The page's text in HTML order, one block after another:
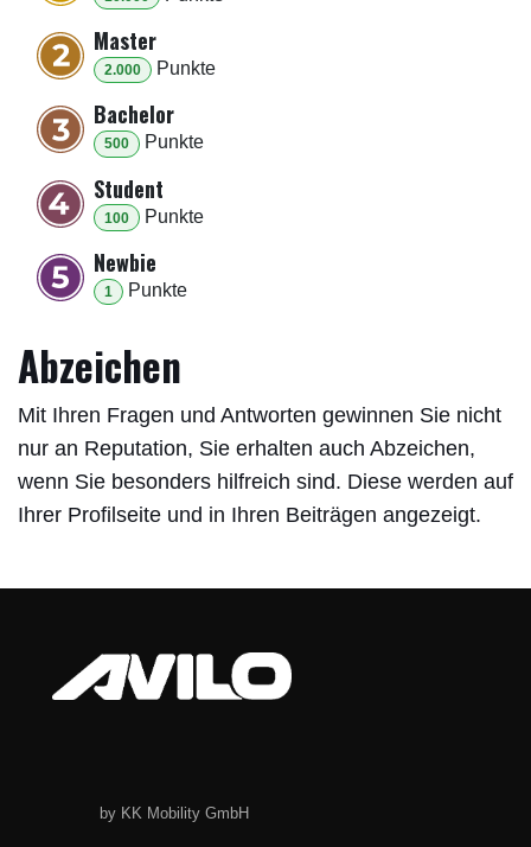
Master
2.000 Punkte
Bachelor
500 Punkte
Student
100 Punkte
Newbie
1 Punkte
Abzeichen
Mit Ihren Fragen und Antworten gewinnen Sie nicht
nur an Reputation, Sie erhalten auch Abzeichen,
wenn Sie besonders hilfreich sind. Diese werden auf
Ihrer Profilseite und in Ihren Beiträgen angezeigt.
by KK Mobility GmbH